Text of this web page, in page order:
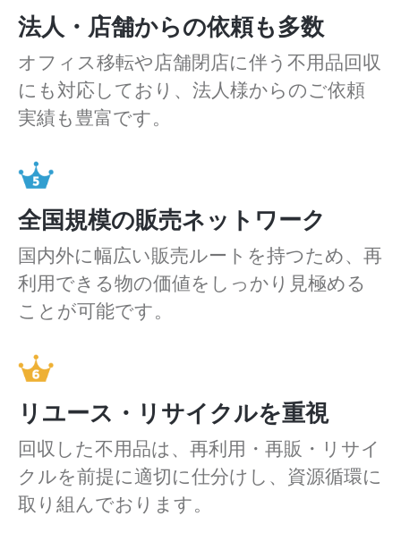
法人・店舗からの依頼も多数
オフィス移転や店舗閉店に伴う不用品回収
にも対応しており、法人様からのご依頼
実績も豊富です。
全国規模の販売ネットワーク
国内外に幅広い販売ルートを持つため、再
利用できる物の価値をしっかり見極める
ことが可能です。
リユース・リサイクルを重視
回収した不用品は、再利用・再販・リサイ
クルを前提に適切に仕分けし、資源循環に
取り組んでおります。